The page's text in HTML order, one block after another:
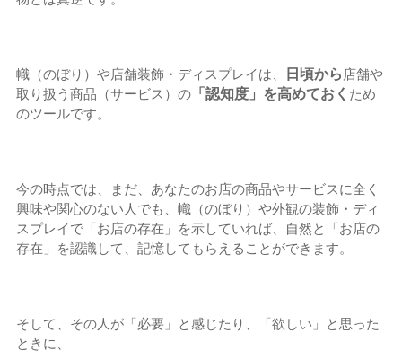
幟（のぼり）や店舗装飾・ディスプレイは、 日頃から 店舗や
取り扱う商品（サービス）の 「認知度」を高めておく ため
のツールです。
今の時点では、まだ、あなたのお店の商品やサービスに全く
興味や関心のない人でも、幟（のぼり）や外観の装飾・ディ
スプレイで「お店の存在」を示していれば、自然と「お店の
存在」を認識して、記憶してもらえることができます。
そして、その人が「必要」と感じたり、「欲しい」と思った
ときに、